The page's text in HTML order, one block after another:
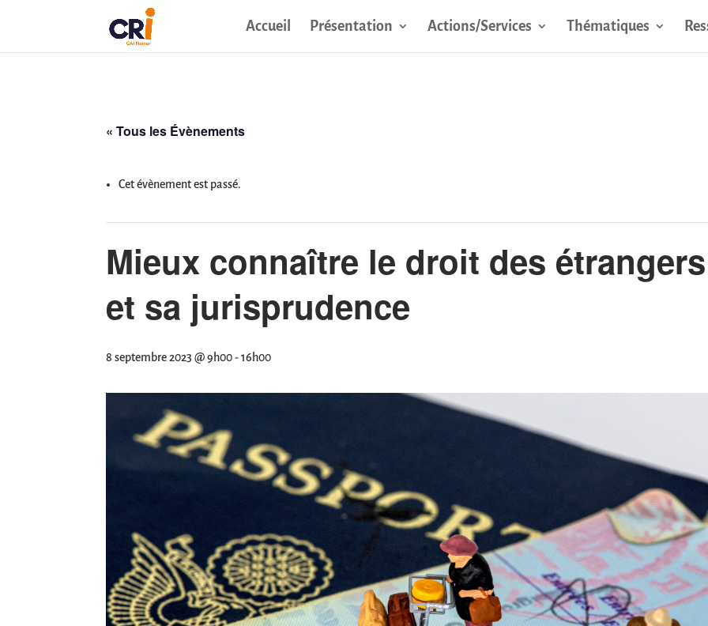
Accueil Présentation Actions/Services Thématiques
« Tous les Évènements
Cet évènement est passé.
Mieux connaître le droit des étrangers
et sa jurisprudence
8 septembre 2023 @ 9h00-16h00